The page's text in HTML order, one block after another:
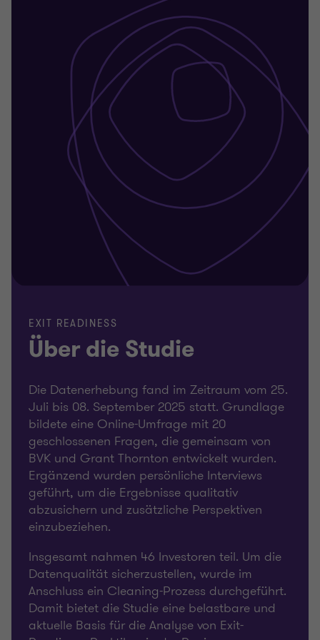
EXIT READINESS
Über die Studie
Die Datenerhebung fand im Zeitraum vom 25.
Juli bis 08. September 2025 statt. Grundlage
bildete eine Online-Umfrage mit 20
geschlossenen Fragen, die gemeinsam von
BVK und Grant Thornton entwickelt wurden.
Ergänzend wurden persönliche Interviews
geführt, um die Ergebnisse qualitativ
abzusichern und zusätzliche Perspektiven
einzubeziehen.
Insgesamt nahmen 46 Investoren teil. Um die
Datenqualität sicherzustellen, wurde im
Anschluss ein Cleaning-Prozess durchgeführt.
Damit bietet die Studie eine belastbare und
aktuelle Basis für die Analyse von Exit-